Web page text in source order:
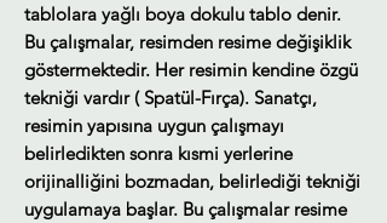
tablolara yağlı boya dokulu tablo denir.
Bu çalışmalar, resimden resime değişiklik
göstermektedir. Her resimin kendine özgü
tekniği vardır ( Spatül-Fırça). Sanatçı,
resimin yapısına uygun çalışmayı
belirledikten sonra kısmi yerlerine
orijinalliğini bozmadan, belirlediği tekniği
uygulamaya başlar. Bu çalışmalar resime